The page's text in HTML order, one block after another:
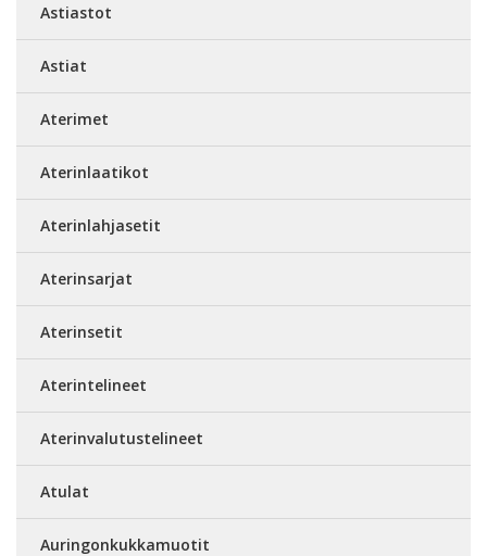
Astiastot
Astiat
Aterimet
Aterinlaatikot
Aterinlahjasetit
Aterinsarjat
Aterinsetit
Aterintelineet
Aterinvalutustelineet
Atulat
Auringonkukkamuotit